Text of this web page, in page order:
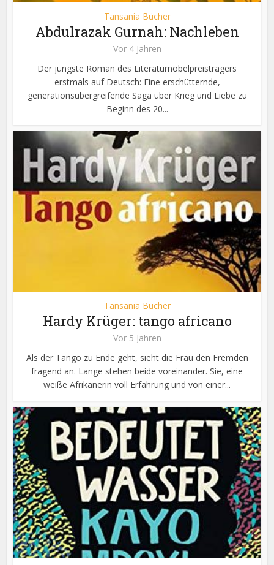
Tansania Bücher
Abdulrazak Gurnah: Nachleben
Vor 4 Jahren
Der jüngste Roman des Literaturnobelpreisträgers
erstmals auf Deutsch: Eine erschütternde,
generationsübergreifende Saga über Krieg und Liebe zu
Beginn des 20...
Tansania Bücher
Hardy Krüger: tango africano
Vor 5 Jahren
Als der Tango zu Ende geht, sieht die Frau den Fremden
fragend an. Lange stehen beide voreinander. Sie, eine
weiße Afrikanerin voll Erfahrung und von einer...